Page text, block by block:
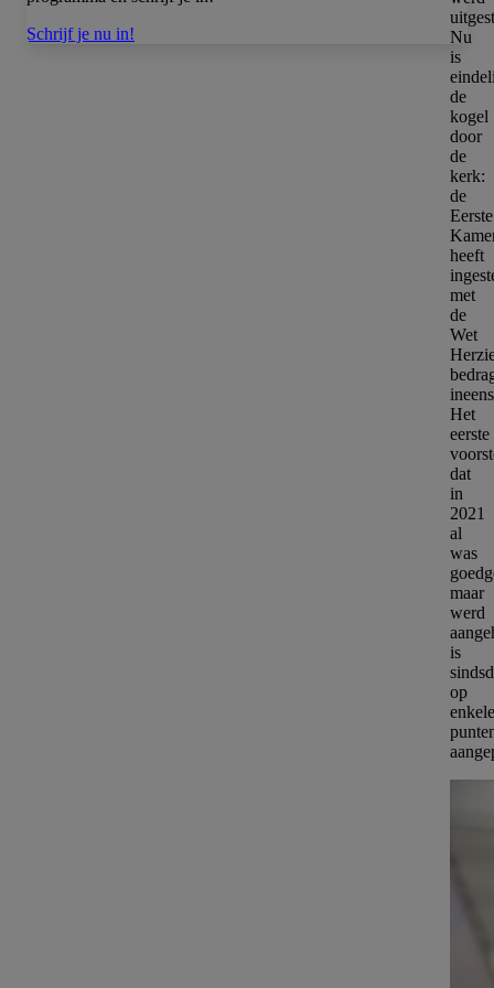
Nu
is
de
kogel
door
de
kerk:
de
Eerste
heeft
met
de
Wet
Het
eerste
dat
in
2021
al
was
maar
werd
is
op
enkele
Schrijf je nu in!